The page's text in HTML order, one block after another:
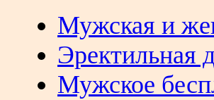
Мужская и
Эректильная
Мужское